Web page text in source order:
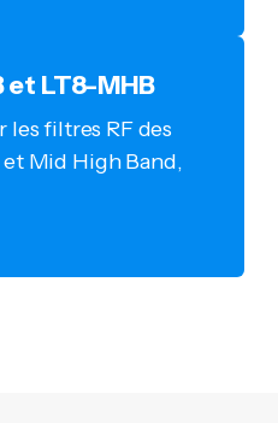
LT8-MHB
filtres RF des
Mid High Band,